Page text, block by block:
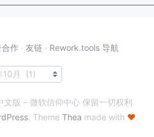
合作 · 友链 · Rework.tools 导航
版 – 微软信仰中心 保留一切权利
. Theme Thea made with ♥.